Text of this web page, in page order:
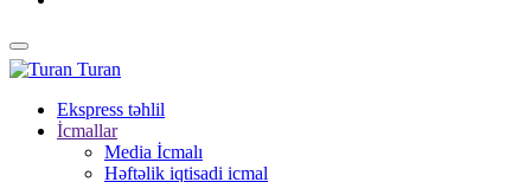
Turan
Ekspress təhlil
İcmallar
Media İcmalı
Həftəlik iqtisadi icmal